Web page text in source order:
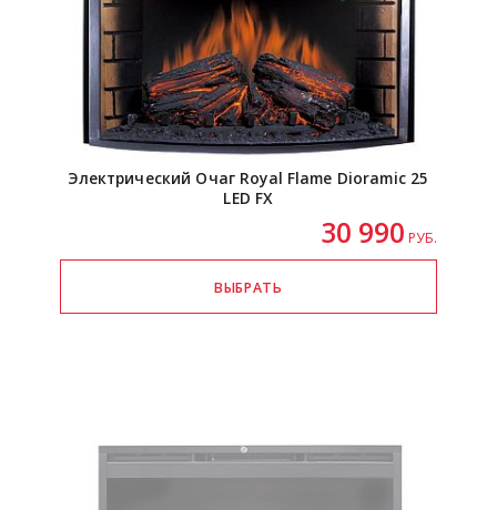
Электрический Очаг Royal Flame Dioramic 25
LED FX
30 990 РУБ.